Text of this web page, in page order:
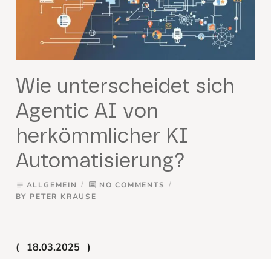
Wie unterscheidet sich
Agentic AI von
herkömmlicher KI
Automatisierung?
subject ALLGEMEIN comment NO COMMENTS
BY PETER KRAUSE
18.03.2025